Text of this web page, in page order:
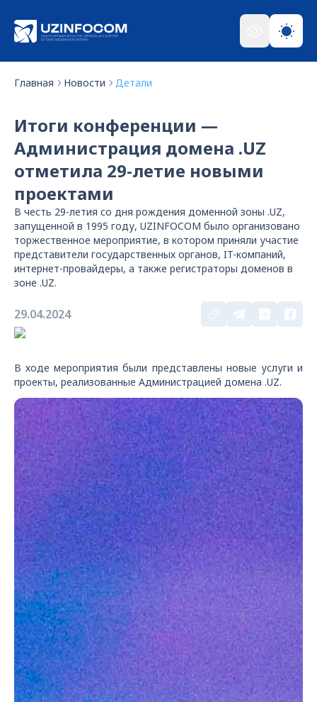
Главная Новости Детали
Итоги конференции —
Администрация домена .UZ
отметила 29-летие новыми
проектами
В честь 29-летия со дня рождения доменной зоны .UZ,
запущенной в 1995 году, UZINFOCOM было организовано
торжественное мероприятие, в котором приняли участие
представители государственных органов, IT-компаний,
интернет-провайдеры, а также регистраторы доменов в
зоне .UZ.
29.04.2024
В ходе мероприятия были представлены новые услуги и
проекты, реализованные Администрацией домена .UZ.